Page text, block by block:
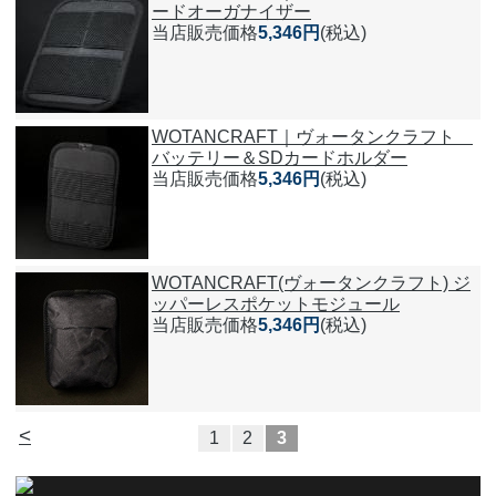
ードオーガナイザー
当店販売価格5,346円 (税込)
WOTANCRAFT｜ヴォータンクラフト
バッテリー＆SDカードホルダー
当店販売価格5,346円 (税込)
WOTANCRAFT(ヴォータンクラフト) ジ
ッパーレスポケットモジュール
当店販売価格5,346円 (税込)
< 1 2 3